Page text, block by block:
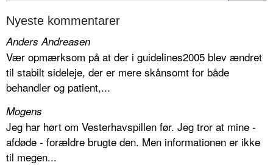
Nyeste kommentarer
Anders Andreasen
Vær opmærksom på at der i guidelines2005 blev ændret
til stabilt sideleje, der er mere skånsomt for både
behandler og patient,...
Mogens
Jeg har hørt om Vesterhavspillen før. Jeg tror at mine -
afdøde - forældre brugte den. Men informationen er ikke
til megen...